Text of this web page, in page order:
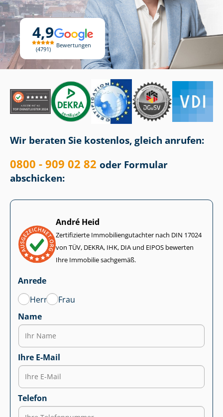
4,9
4791
Bewertungen
Wir beraten Sie kostenlos, gleich anrufen:
0800 - 909 02 82 oder Formular
abschicken:
André Heid
Zertifizierte Im­mo­bi­li­en­gut­ach­ter nach DIN 17024
von TÜV, DEKRA, IHK, DIA und EIPOS bewerten
Ihre Immobilie sachgemäß.
Anrede
Herr
Frau
Name
Ihre E-Mail
Telefon